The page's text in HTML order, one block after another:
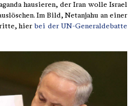
hausieren, der Iran wolle Israel
Im Bild, Netanjahu an einer
hierbei der UN-Generaldebatte